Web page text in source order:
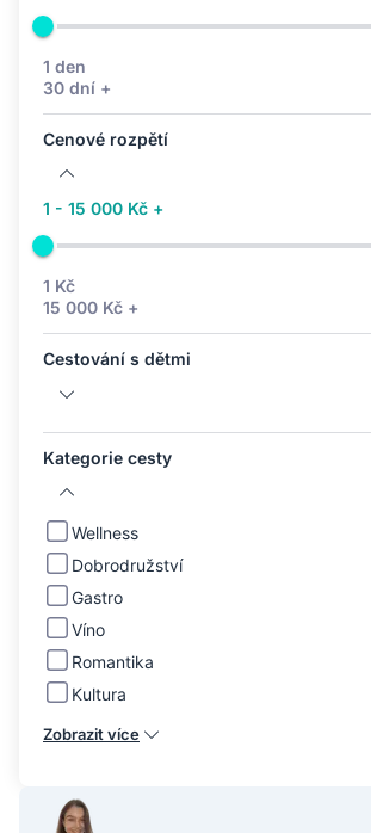
1 den
30 dní +
Cenové rozpětí
1 - 15 000 Kč +
1 Kč
15 000 Kč +
Cestování s dětmi
Kategorie cesty
Wellness
Dobrodružství
Gastro
Víno
Romantika
Kultura
Zobrazit více